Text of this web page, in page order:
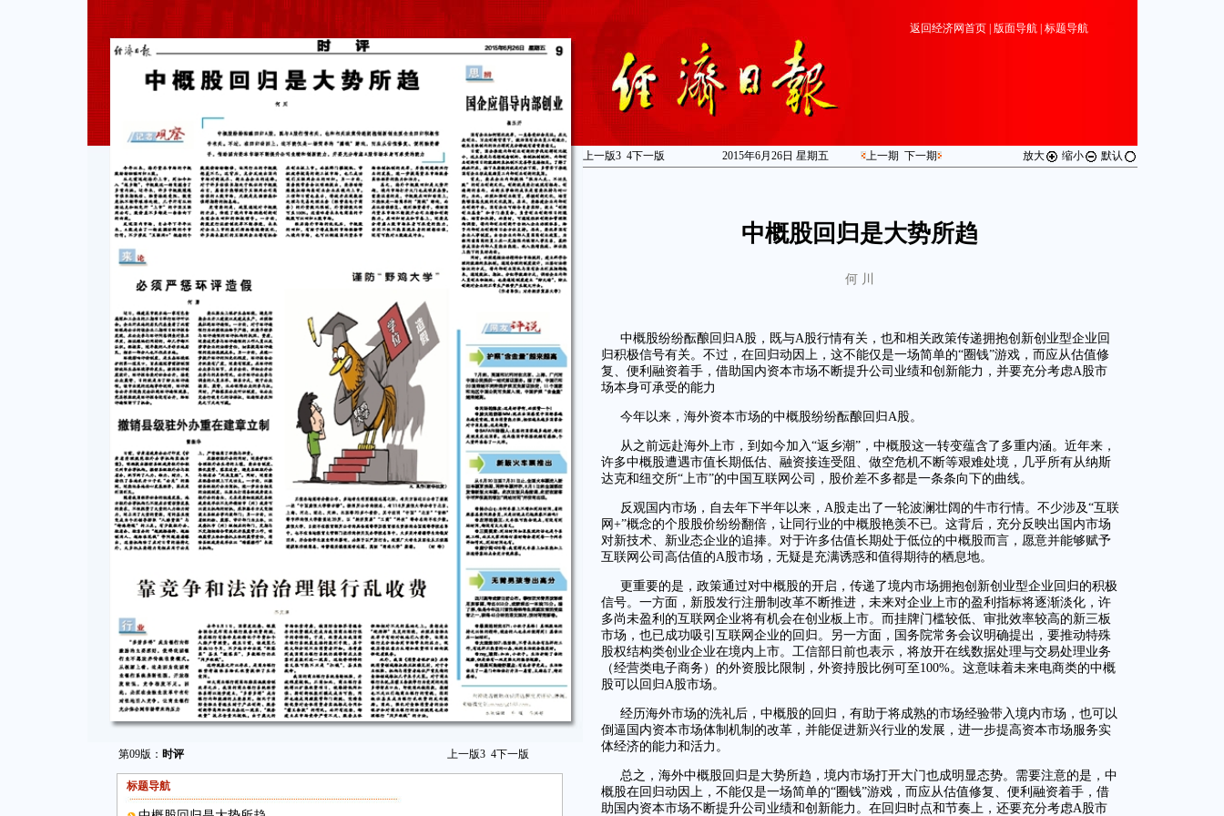
第09版： 时评 上一版3 4下一版
标题导航
返回经济网首页| 版面导航| 标题导航
上一版3 4下一版 2015年6月26日 星期五 上一期 下一期 放大 缩小 默认
中概股回归是大势所趋
何 川
中概股纷纷酝酿回归A股，既与A股行情有关，也和相关政策传递拥抱创新创业型企业回
归积极信号有关。不过，在回归动因上，这不能仅是一场简单的“圈钱”游戏，而应从估值修
复、便利融资着手，借助国内资本市场不断提升公司业绩和创新能力，并要充分考虑A股市
场本身可承受的能力
今年以来，海外资本市场的中概股纷纷酝酿回归A股。
从之前远赴海外上市，到如今加入“返乡潮”，中概股这一转变蕴含了多重内涵。近年来，
许多中概股遭遇市值长期低估、融资接连受阻、做空危机不断等艰难处境，几乎所有从纳斯
达克和纽交所“上市”的中国互联网公司，股价差不多都是一条条向下的曲线。
反观国内市场，自去年下半年以来，A股走出了一轮波澜壮阔的牛市行情。不少涉及“互联
网+”概念的个股股价纷纷翻倍，让同行业的中概股艳羡不已。这背后，充分反映出国内市场
对新技术、新业态企业的追捧。对于许多估值长期处于低位的中概股而言，愿意并能够赋予
互联网公司高估值的A股市场，无疑是充满诱惑和值得期待的栖息地。
更重要的是，政策通过对中概股的开启，传递了境内市场拥抱创新创业型企业回归的积极
信号。一方面，新股发行注册制改革不断推进，未来对企业上市的盈利指标将逐渐淡化，许
多尚未盈利的互联网企业将有机会在创业板上市。而挂牌门槛较低、审批效率较高的新三板
市场，也已成功吸引互联网企业的回归。另一方面，国务院常务会议明确提出，要推动特殊
股权结构类创业企业在境内上市。工信部日前也表示，将放开在线数据处理与交易处理业务
（经营类电子商务）的外资股比限制，外资持股比例可至100%。这意味着未来电商类的中概
股可以回归A股市场。
经历海外市场的洗礼后，中概股的回归，有助于将成熟的市场经验带入境内市场，也可以
倒逼国内资本市场体制机制的改革，并能促进新兴行业的发展，进一步提高资本市场服务实
体经济的能力和活力。
总之，海外中概股回归是大势所趋，境内市场打开大门也成明显态势。需要注意的是，中
概股在回归动因上，不能仅是一场简单的“圈钱”游戏，而应从估值修复、便利融资着手，借
助国内资本市场不断提升公司业绩和创新能力。在回归时点和节奏上，还要充分考虑A股市